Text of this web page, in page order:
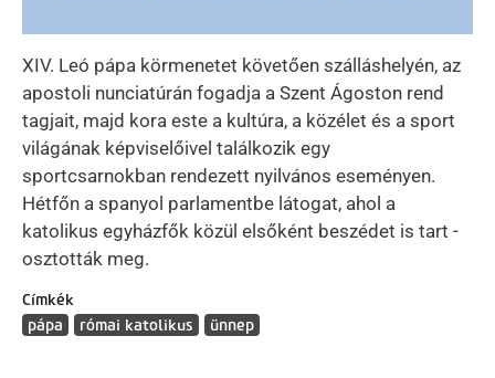
XIV. Leó pápa körmenetet követően szálláshelyén, az
apostoli nunciatúrán fogadja a Szent Ágoston rend
tagjait, majd kora este a kultúra, a közélet és a sport
világának képviselőivel találkozik egy
sportcsarnokban rendezett nyilvános eseményen.
Hétfőn a spanyol parlamentbe látogat, ahol a
katolikus egyházfők közül elsőként beszédet is tart -
osztották meg.
Címkék
pápa
római katolikus ünnep